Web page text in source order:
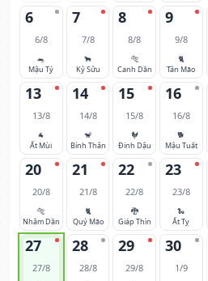
6
6/8
🐀
Mậu Tý
7
7/8
🐂
Kỷ Sửu
8
8/8
🐅
Canh Dần
9
9/8
🐈
Tân Mão
13
13/8
🐐
Ất Mùi
14
14/8
🐒
Bính Thân
15
15/8
🐓
Đinh Dậu
16
16/8
🐕
Mậu Tuất
20
20/8
🐅
Nhâm Dần
21
21/8
🐈
Quý Mão
22
22/8
🐉
Giáp Thìn
23
23/8
🐍
Ất Tỵ
27
27/8
28
28/8
29
29/8
30
1/9